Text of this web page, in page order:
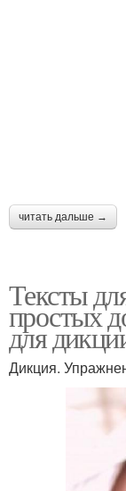
читать дальше →
Тексты
простых
для
Дикция.